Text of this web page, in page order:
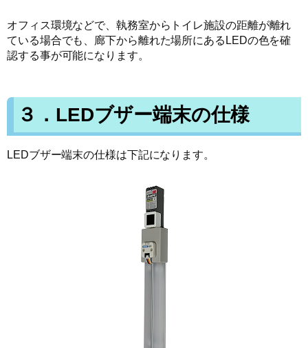
オフィス環境などで、執務室からトイレ施設の距離が離れ
ている場合でも、廊下から離れた場所にあるLEDの色を確
認する事が可能になります。
３．LEDブザー端末の仕様
LEDブザー端末の仕様は下記になります。